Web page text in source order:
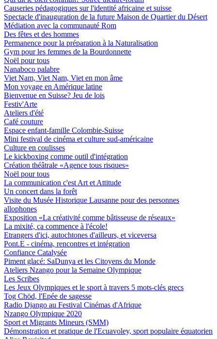
Causeries pédagogiques sur l'identité africaine et suisse
Spectacle d'inauguration de la future Maison de Quartier du Désert
Médiation avec la communauté Rom
Des fêtes et des hommes
Permanence pour la préparation à la Naturalisation
Gym pour les femmes de la Bourdonnette
Noël pour tous
Nanaboco palabre
Viet Nam, Viet Nam, Viet en mon âme
Mon voyage en Amérique latine
Bienvenue en Suisse? Jeu de lois
Festiv'Arte
Ateliers d'été
Café couture
Espace enfant-famille Colombie-Suisse
Mini festival de cinéma et culture sud-américaine
Culture en coulisses
Le kickboxing comme outil d'intégration
Création théâtrale «Agence tous risques»
Noël pour tous
La communication c'est Art et Attitude
Un concert dans la forêt
Visite du Musée Historique Lausanne pour des personnes
allophones
Exposition «La créativité comme bâtisseuse de réseaux»
La mixité, ça commence à l'école!
Etrangers d'ici, autochtones d'ailleurs, et viceversa
Pont.E - cinéma, rencontres et intégration
Confiance Catalysée
Piment glacé: SaDunya et les Citoyens du Monde
Ateliers Nzango pour la Semaine Olympique
Les Scribes
Les Jeux Olympiques et le sport à travers 5 mots-clés grecs
Tog Chöd, l'Epée de sagesse
Radio Django au Festival Cinémas d'Afrique
Nzango Olympique 2020
Sport et Migrants Mineurs (SMM)
Démonstration et pratique de l'Ecuavoley, sport populaire équatorien